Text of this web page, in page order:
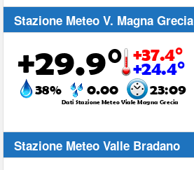
Stazione Meteo V. Magna Grecia
Stazione Meteo Valle Bradano